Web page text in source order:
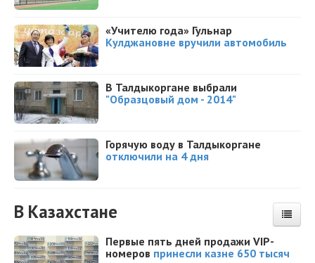
«Учителю года» Гульнар
Кулджановне вручили автомобиль
В Талдыкоргане выбрали
"Образцовый дом - 2014"
Горячую воду в Талдыкоргане
отключили на 4 дня
В Казахстане
Первые пять дней продажи VIP-
номеров принесли казне 650 тысяч